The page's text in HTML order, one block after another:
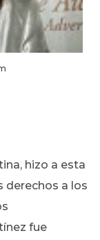
hizo a esta
derechos a los
fue